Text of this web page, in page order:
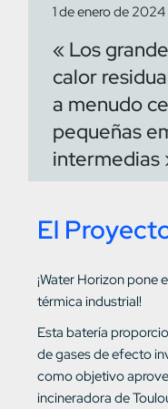
1 de enero de 2024
« Los
calor
a menudo
pequeñas
intermedias
El
¡Water Horizon pone
térmica industrial!
Esta batería
de gases de efecto
como objetivo
incineradora de